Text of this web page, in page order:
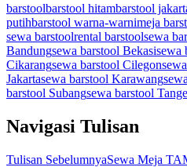
barstoolbarstool hitambarstool
putihbarstool warna-warnimeja
sewa barstoolrental barstoolsewa
Bandungsewa barstool Bekasisewa
Cikarangsewa barstool Cilegon
Jakartasewa barstool Karawang
barstool Subangsewa barstool
Navigasi Tulisan
Tulisan SebelumnyaSewa Meja